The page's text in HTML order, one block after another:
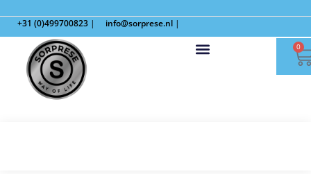
+31 (0)499700823 | info@sorprese.nl |
0